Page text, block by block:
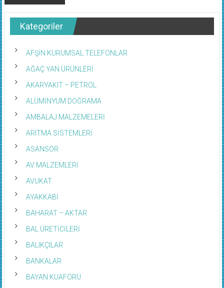
Kategoriler
AFŞİN KURUMSAL TELEFONLAR
AĞAÇ YAN ÜRÜNLERİ
AKARYAKIT – PETROL
ALÜMİNYUM DOĞRAMA
AMBALAJ MALZEMELERİ
ARITMA SİSTEMLERİ
ASANSÖR
AV MALZEMLERİ
AVUKAT
AYAKKABI
BAHARAT – AKTAR
BAL ÜRETİCİLERİ
BALIKÇILAR
BANKALAR
BAYAN KUAFÖRÜ